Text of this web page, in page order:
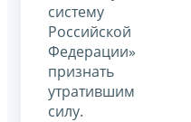
систему
Российской
Федерации»
признать
утратившим
силу.